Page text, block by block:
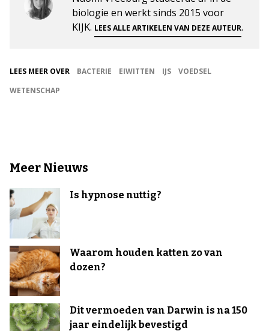
biologie en werkt sinds 2015 voor
KIJK. LEES ALLE ARTIKELEN VAN DEZE AUTEUR.
LEES MEER OVER BACTERIE EIWITTEN IJS
VOEDSEL
WETENSCHAP
Meer Nieuws
Is hypnose nuttig?
Waarom houden katten zo van
dozen?
Dit vermoeden van Darwin is na 150
jaar eindelijk bevestigd